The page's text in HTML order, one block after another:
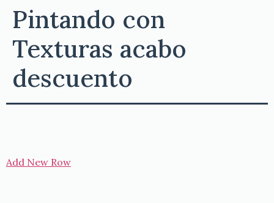
Pintando con
Texturas acabo
descuento
Add New Row